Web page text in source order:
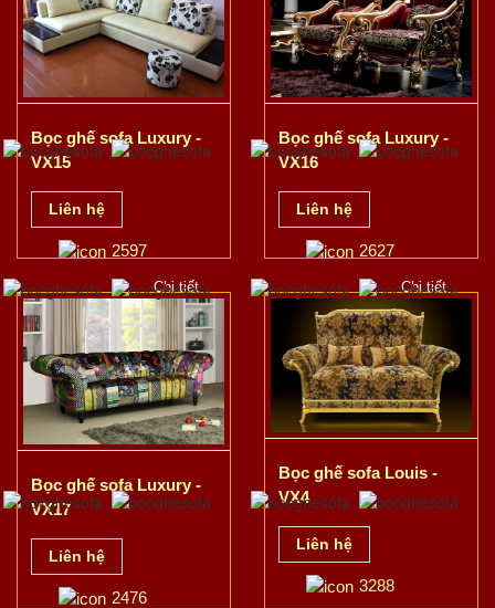
Bọc ghế sofa Luxury -
VX15
Liên hệ
2597
Chi tiết
Bọc ghế sofa Luxury -
VX16
Liên hệ
2627
Chi tiết
Bọc ghế sofa Luxury -
VX17
Liên hệ
2476
Bọc ghế sofa Louis -
VX4
Liên hệ
3288